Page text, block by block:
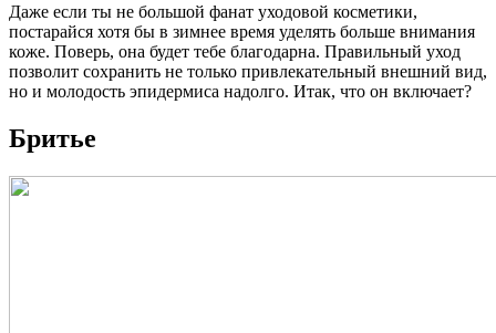
Даже если ты не большой фанат уходовой косметики,
постарайся хотя бы в зимнее время уделять больше внимания
коже. Поверь, она будет тебе благодарна. Правильный уход
позволит сохранить не только привлекательный внешний вид,
но и молодость эпидермиса надолго. Итак, что он включает?
Бритье